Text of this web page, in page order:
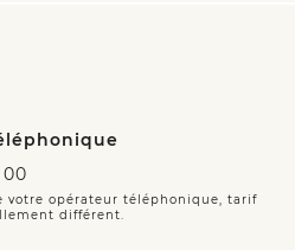
00
votre opérateur téléphonique, tarif
différent.